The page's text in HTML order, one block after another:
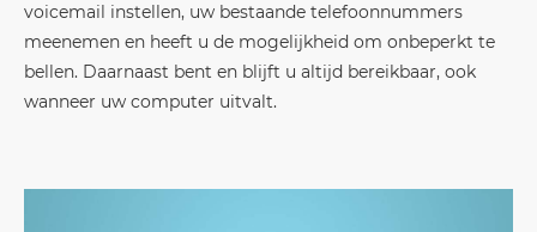
voicemail instellen, uw bestaande telefoonnummers
meenemen en heeft u de mogelijkheid om onbeperkt te
bellen. Daarnaast bent en blijft u altijd bereikbaar, ook
wanneer uw computer uitvalt.